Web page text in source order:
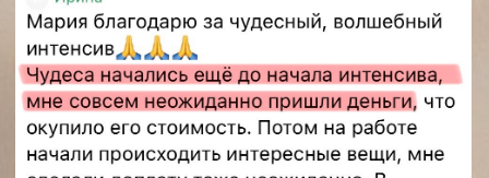
© Мария Дернова 2026
ИНН 550 608 421 791
ОГРНИП 320 554 300 061 267
Политика обработки персональных данных
Договор оферта
Сведения об образовательной организации
Лицензия на образовательную